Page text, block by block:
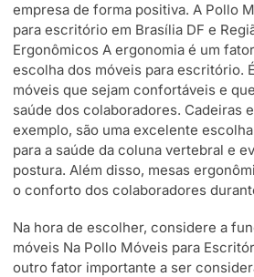
empresa de forma positiva. A Pollo
para escritório em Brasília DF e
Ergonômicos A ergonomia é um
escolha dos móveis para escritório.
móveis que sejam confortáveis e
saúde dos colaboradores. Cadeiras
exemplo, são uma excelente
para a saúde da coluna vertebral e
postura. Além disso, mesas
o conforto dos colaboradores
Na hora de escolher, considere a
móveis Na Pollo Móveis para
outro fator importante a ser